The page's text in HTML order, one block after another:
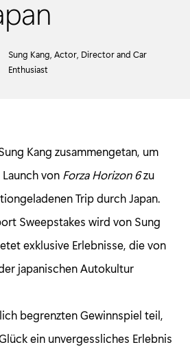
Sung Kang, Actor, Director and Car
Enthusiast
Kang zusammengetan, um
von Forza Horizon 6zu
Trip durch Japan.
Sweepstakes wird von Sung
exklusive Erlebnisse, die von
japanischen Autokultur
begrenzten Gewinnspiel teil,
ein unvergessliches Erlebnis